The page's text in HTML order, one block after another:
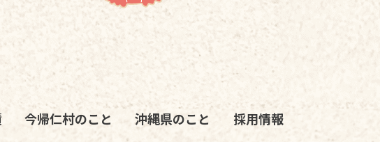
今帰仁村のこと 沖縄県のこと 採用情報